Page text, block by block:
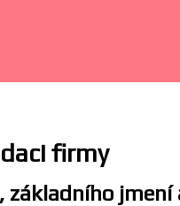
firmy